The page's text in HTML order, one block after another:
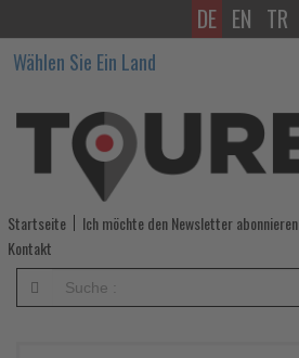
Die
große
HolidayCheck
Frühbucher-
Preisanalyse
-
Wissen,
DE EN TR
Wählen Sie Ein Land
Startseite Ich möchte den Newsletter abonnieren
Kontakt